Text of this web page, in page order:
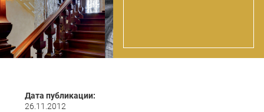
Дата публикации:
26.11.2012